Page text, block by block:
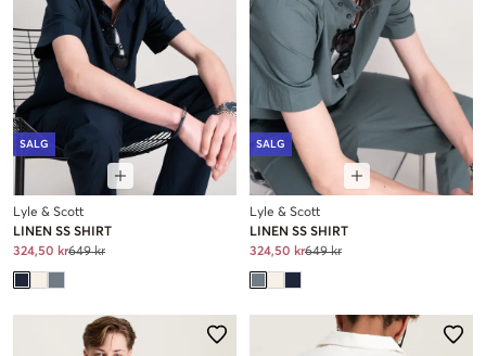
SALG
Lyle & Scott
LINEN SS SHIRT
324,50 kr649 kr
SALG
Lyle & Scott
LINEN SS SHIRT
324,50 kr649 kr